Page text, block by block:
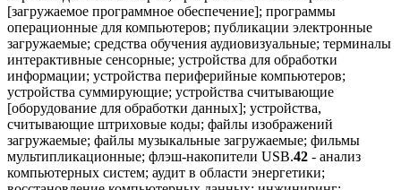
[загружаемое программное обеспечение]; программы
операционные для компьютеров; публикации электронные
загружаемые; средства обучения аудиовизуальные; терминалы
интерактивные сенсорные; устройства для обработки
информации; устройства периферийные компьютеров;
устройства суммирующие; устройства считывающие
[оборудование для обработки данных]; устройства,
считывающие штриховые коды; файлы изображений
загружаемые; файлы музыкальные загружаемые; фильмы
мультипликационные; флэш-накопители USB.42 - анализ
компьютерных систем; аудит в области энергетики;